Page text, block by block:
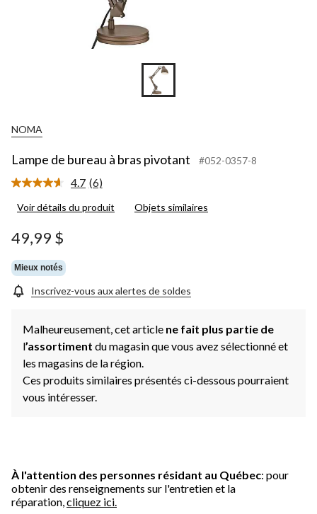
NOMA
Lampe de bureau à bras pivotant #052-0357-8
4.7 Lire
6
(6)
Voir détails du produit Objets similaires
49,99 $
Mieux notés
Inscrivez-vous aux alertes de soldes
Malheureusement, cet article ne fait plus partie de
l’assortiment du magasin que vous avez sélectionné et
les magasins de la région.
Ces produits similaires présentés ci-dessous pourraient
vous intéresser.
À l'attention des personnes résidant au Québec: pour
obtenir des renseignements sur l'entretien et la
réparation, cliquez ici.